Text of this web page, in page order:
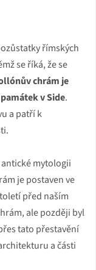
římských
se říká, že se
chrám je
v Side.
a patří k
mytologii
je postaven ve
před naším
ale později byl
tato přestavění
a části